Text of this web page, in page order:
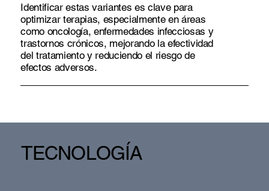
Identificar estas variantes es clave para
optimizar terapias, especialmente en áreas
como oncología, enfermedades infecciosas y
trastornos crónicos, mejorando la efectividad
del tratamiento y reduciendo el riesgo de
efectos adversos.
TECNOLOGÍA